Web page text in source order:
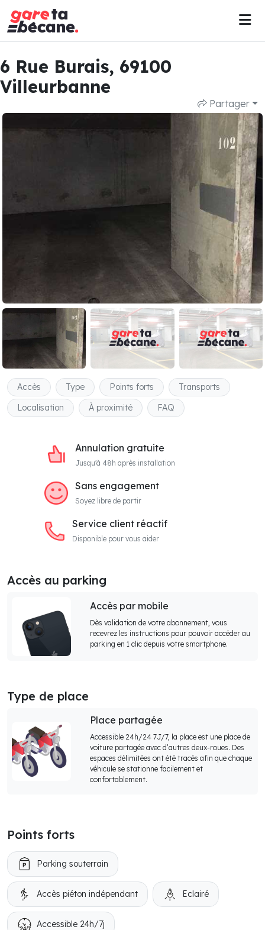
6 Rue Burais, 69100
Villeurbanne
Partager
Accès Type Points forts
Transports
Localisation
À proximité FAQ
Annulation gratuite
Jusqu'à 48h après installation
Sans engagement
Soyez libre de partir
Service client réactif
Disponible pour vous aider
Accès au parking
Accès par mobile
Dès validation de votre abonnement, vous
recevrez les instructions pour pouvoir accéder au
parking en 1 clic depuis votre smartphone.
Type de place
Place partagée
Accessible 24h/24 7J/7, la place est une place de
voiture partagée avec d’autres deux-roues. Des
espaces délimitées ont été tracés afin que chaque
véhicule se stationne facilement et
confortablement.
Points forts
Parking souterrain
Accès piéton indépendant Eclairé
Accessible 24h/7j